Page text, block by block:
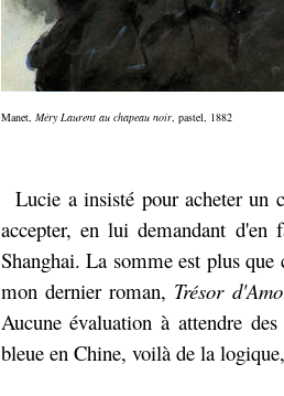
Manet, Méry Laurent au chapeau noir, pastel, 1882
Lucie a insisté pour acheter un
accepter, en lui demandant
Shanghai. La somme est plus
mon dernier roman, Trésor
Aucune évaluation à attendre
bleue en Chine, voilà de la